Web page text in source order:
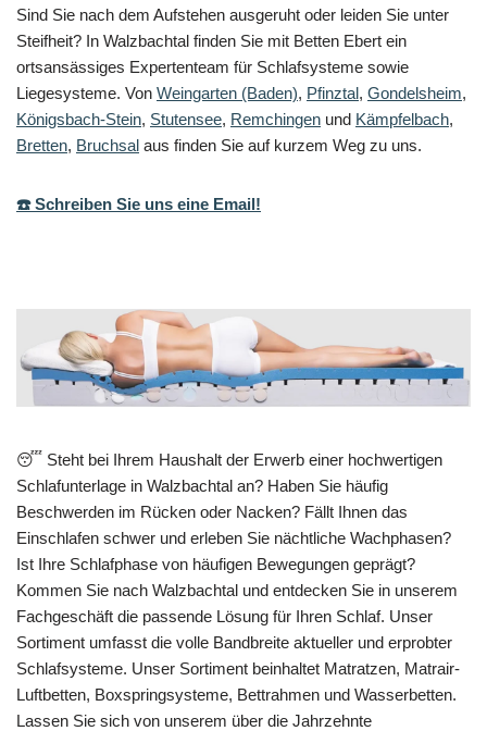
Sind Sie nach dem Aufstehen ausgeruht oder leiden Sie unter
Steifheit? In Walzbachtal finden Sie mit Betten Ebert ein
ortsansässiges Expertenteam für Schlafsysteme sowie
Liegesysteme. Von Weingarten (Baden), Pfinztal, Gondelsheim,
Königsbach-Stein, Stutensee, Remchingen und Kämpfelbach,
Bretten, Bruchsal aus finden Sie auf kurzem Weg zu uns.
☎️ Schreiben Sie uns eine Email!
😴 Steht bei Ihrem Haushalt der Erwerb einer hochwertigen
Schlafunterlage in Walzbachtal an? Haben Sie häufig
Beschwerden im Rücken oder Nacken? Fällt Ihnen das
Einschlafen schwer und erleben Sie nächtliche Wachphasen?
Ist Ihre Schlafphase von häufigen Bewegungen geprägt?
Kommen Sie nach Walzbachtal und entdecken Sie in unserem
Fachgeschäft die passende Lösung für Ihren Schlaf. Unser
Sortiment umfasst die volle Bandbreite aktueller und erprobter
Schlafsysteme. Unser Sortiment beinhaltet Matratzen, Matrair-
Luftbetten, Boxspringsysteme, Bettrahmen und Wasserbetten.
Lassen Sie sich von unserem über die Jahrzehnte